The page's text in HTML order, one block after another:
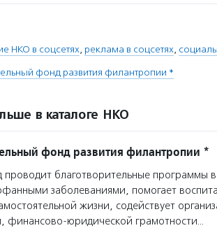
НКО в соцсетях, реклама в соцсетях,
фонд развития филантропии *
в каталоге НКО
фонд развития филантропии *
благотворительные программы
заболеваниями, помогает
жизни, содействует
финансово-юридической грамотности…